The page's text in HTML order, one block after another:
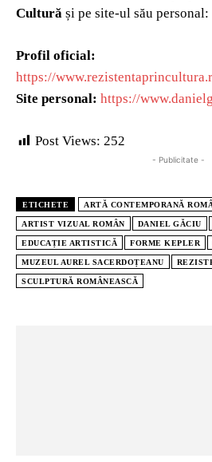
Cultură și pe site-ul său personal:
Profil oficial:
https://
Site personal: https://
Post Views: 252
- Publicitate -
ETICHETE ARTĂ CONTEMPORANĂ
ARTIST VIZUAL ROMÂN DANIEL GĂCIU
EDUCAȚIE ARTISTICĂ FORME KEPLER
MUZEUL AUREL SACERDOȚEANU
SCULPTURĂ ROMÂNEASCĂ